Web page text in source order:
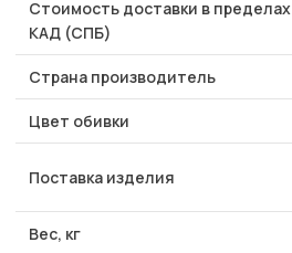
Стоимость доставки в пределах
КАД (СПБ)
Страна производитель
Цвет обивки
Поставка изделия
Вес, кг